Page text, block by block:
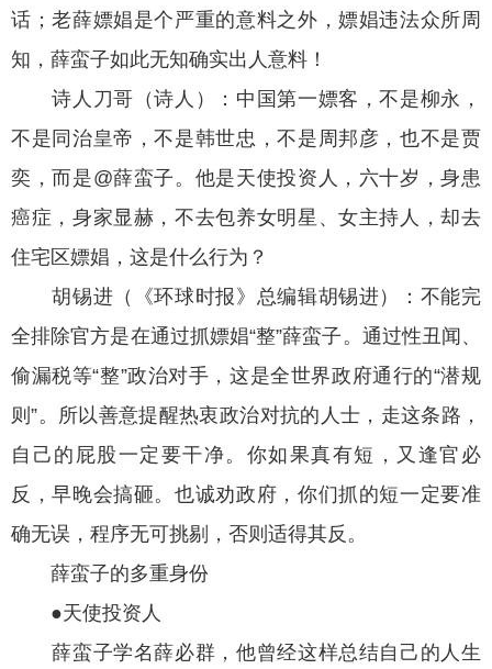
话；老薛嫖娼是个严重的意料之外，嫖娼违法众所周
知，薛蛮子如此无知确实出人意料！
诗人刀哥（诗人）：中国第一嫖客，不是柳永，
不是同治皇帝，不是韩世忠，不是周邦彦，也不是贾
奕，而是@薛蛮子。他是天使投资人，六十岁，身患
癌症，身家显赫，不去包养女明星、女主持人，却去
住宅区嫖娼，这是什么行为？
胡锡进（《环球时报》总编辑胡锡进）：不能完
全排除官方是在通过抓嫖娼“整”薛蛮子。通过性丑闻、
偷漏税等“整”政治对手，这是全世界政府通行的“潜规
则”。所以善意提醒热衷政治对抗的人士，走这条路，
自己的屁股一定要干净。你如果真有短，又逢官必
反，早晚会搞砸。也诚劝政府，你们抓的短一定要准
确无误，程序无可挑剔，否则适得其反。
薛蛮子的多重身份
●天使投资人
薛蛮子学名薛必群，他曾经这样总结自己的人生